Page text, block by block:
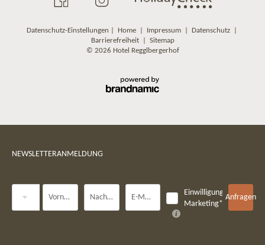
Datenschutz-Einstellungen Home| Impressum| Datenschutz|
Barrierefreiheit| Sitemap
© 2026 Hotel Regglbergerhof
NEWSLETTERANMELDUNG
Vorname Nachname* E-Mail*
Einwilligung
Marketing*
Anfragen